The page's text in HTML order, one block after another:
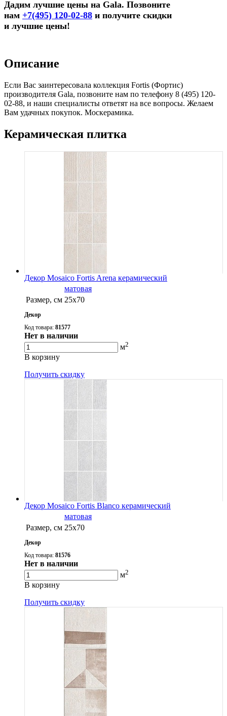
Дадим лучшие цены на Gala. Позвоните
нам +7(495) 120-02-88 и получите скидки
и лучшие цены!
Описание
Если Вас заинтересовала коллекция Fortis (Фортис)
производителя Gala, позвоните нам по телефону 8 (495) 120-
02-88, и наши специалисты ответят на все вопросы. Желаем
Вам удачных покупок. Москерамика.
Керамическая плитка
Декор Mosaico Fortis Arena керамический
матовая
Размер, см 25х70
Декор
Код товара: 81577
Нет в наличии
м2
В корзину
Получить скидку
Декор Mosaico Fortis Blanco керамический
матовая
Размер, см 25х70
Декор
Код товара: 81576
Нет в наличии
м2
В корзину
Получить скидку